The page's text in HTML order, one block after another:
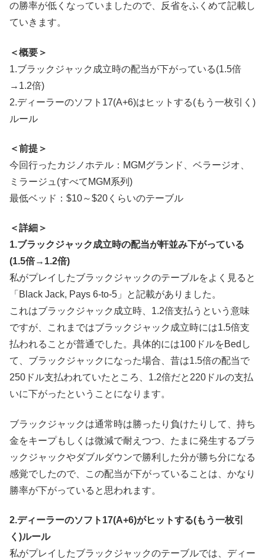
の勝率が低くなっていましたので、反省をふくめて記載し
ていきます。
＜概要＞
1.ブラックジャック成立時の配当が下がっている(1.5倍
→1.2倍)
2.ディーラーのソフト17(A+6)はヒットする(もう一枚引く)
ルール
＜前提＞
今回行ったカジノホテル：MGMグランド、ベラージオ、
ミラージュ(すべてMGM系列)
最低ベッド：$10～$20くらいのテーブル
＜詳細＞
1.ブラックジャック成立時の配当が軒並み下がっている
(1.5倍→1.2倍)
私がプレイしたブラックジャックのテーブルをよく見ると
「Black Jack, Pays 6-to-5」と記載がありました。
これはブラックジャック成立時、1.2倍支払うという意味
ですが、これまではブラックジャック成立時には1.5倍支
払われることが普通でした。具体的には100ドルをBedし
て、ブラックジャックになった場合、昔は1.5倍の配当で
250ドル支払われていたところ、1.2倍だと220ドルの支払
いに下がったということになります。
ブラックジャックは通常時は勝ったり負けたりして、持ち
金をキープもしくは微減で耐えつつ、たまに発生するブラ
ックジャックやダブルダウンで勝利した分が勝ち分になる
感覚でしたので、この配当が下がっていることは、かなり
勝率が下がっていると思われます。
2.ディーラーのソフト17(A+6)がヒットする(もう一枚引
く)ルール
私がプレイしたブラックジャックのテーブルでは、ディー